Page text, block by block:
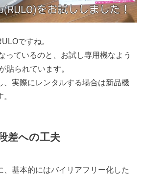
ですね。
っているのと、お試し専用機なよう
貼られています。
、実際にレンタルする場合は新品機
差への工夫
、基本的にはバイリアフリー化した